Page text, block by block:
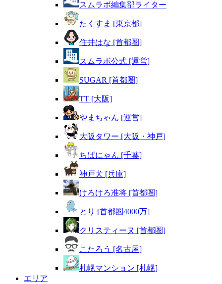
スムラボ編集部ライター
たくすま [東京都]
住井はな [首都圏]
スムラボ公式 [運営]
SUGAR [首都圏]
TT [大阪]
やまちゃん [運営]
大阪タワー [大阪・神戸]
ちばにゃん [千葉]
神戸犬 [兵庫]
けろけろ准将 [首都圏]
とり [首都圏4000万]
クリスティーヌ [首都圏]
こたろう [名古屋]
札幌マンション [札幌]
エリア